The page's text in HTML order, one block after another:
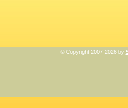
© Copyright 2007-2026 by